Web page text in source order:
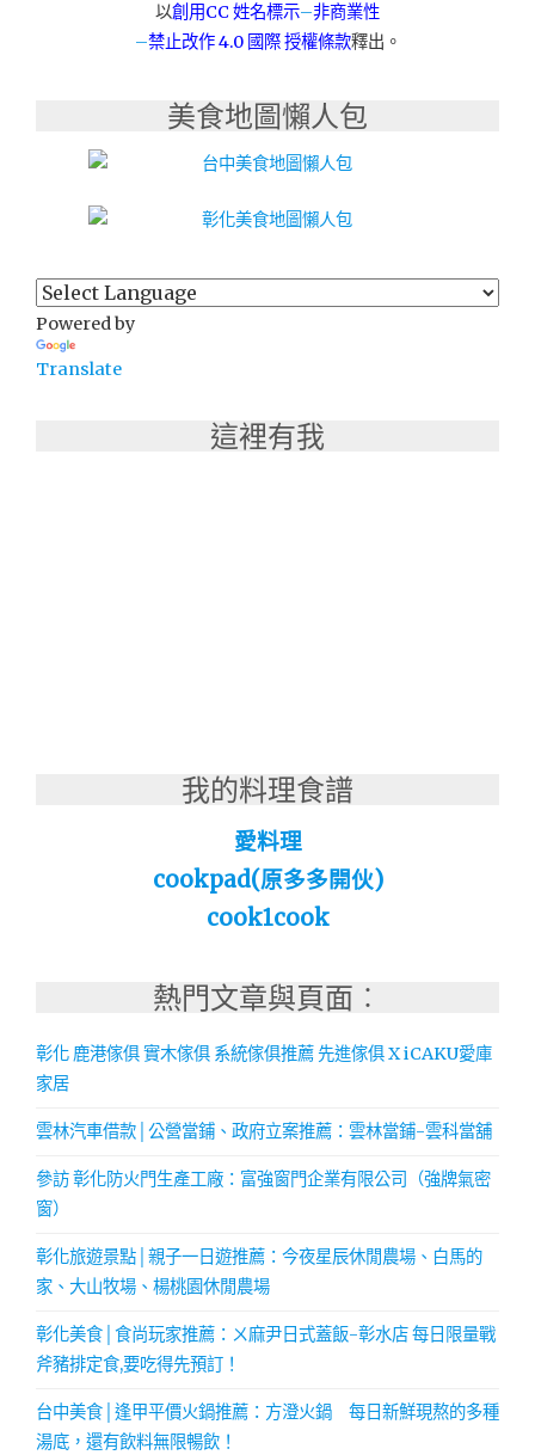
以創用CC 姓名標示–非商業性
–禁止改作4.0 國際 授權條款釋出。
美食地圖懶人包
Powered by
Translate
這裡有我
我的料理食譜
愛料理
cookpad(原多多開伙)
cook1cook
熱門文章與頁面︰
彰化 鹿港傢俱 實木傢俱 系統傢俱推薦 先進傢俱 X iCAKU愛庫
家居
雲林汽車借款│公營當鋪、政府立案推薦：雲林當鋪-雲科當舖
參訪 彰化防火門生產工廠：富強窗門企業有限公司（強牌氣密
窗）
彰化旅遊景點│親子一日遊推薦：今夜星辰休閒農場、白馬的
家、大山牧場、楊桃園休閒農場
彰化美食│食尚玩家推薦：ㄨ麻尹日式蓋飯-彰水店 每日限量戰
斧豬排定食,要吃得先預訂！
台中美食│逢甲平價火鍋推薦：方澄火鍋 每日新鮮現熬的多種
湯底，還有飲料無限暢飲！